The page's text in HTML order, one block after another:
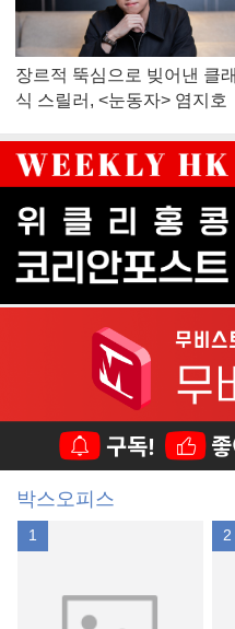
장르적 뚝심으로 빚어낸 클래
식 스릴러, <눈동자> 염지호
박스오피스
1 2